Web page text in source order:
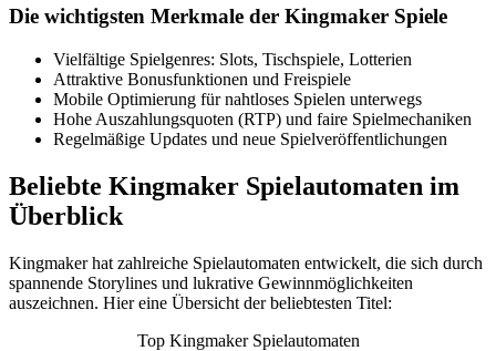
Die wichtigsten Merkmale der Kingmaker Spiele
Vielfältige Spielgenres: Slots, Tischspiele, Lotterien
Attraktive Bonusfunktionen und Freispiele
Mobile Optimierung für nahtloses Spielen unterwegs
Hohe Auszahlungsquoten (RTP) und faire Spielmechaniken
Regelmäßige Updates und neue Spielveröffentlichungen
Beliebte Kingmaker Spielautomaten im
Überblick
Kingmaker hat zahlreiche Spielautomaten entwickelt, die sich durch
spannende Storylines und lukrative Gewinnmöglichkeiten
auszeichnen. Hier eine Übersicht der beliebtesten Titel:
Top Kingmaker Spielautomaten